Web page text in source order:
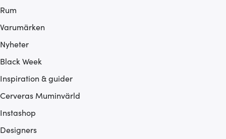
Rum
Varumärken
Nyheter
Black Week
Inspiration & guider
Cerveras Muminvärld
Instashop
Designers